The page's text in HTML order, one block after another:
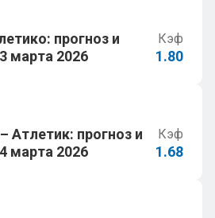
прогноз и
марта 2026
Кэф
1.80
Атлетик: прогноз и
марта 2026
Кэф
1.68